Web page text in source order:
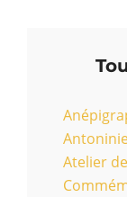
Atelier